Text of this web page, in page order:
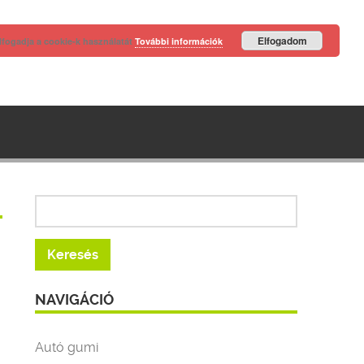
NAVIGÁCIÓ
Autó gumi
a cookie-k használatát További információk Elfogadom